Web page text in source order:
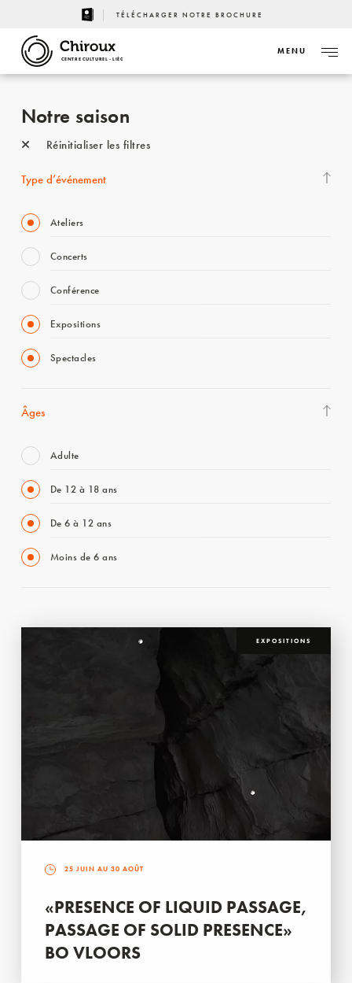
TÉLÉCHARGER NOTRE BROCHURE
CENTRE CULTUREL - LIÈGE
MENU
Notre saison
Réinitialiser les filtres
Type d’événement
Ateliers
Concerts
Conférence
Expositions
Spectacles
Âges
Adulte
De 12 à 18 ans
De 6 à 12 ans
Moins de 6 ans
EXPOSITIONS
25 JUIN AU 30 AOÛT
«PRESENCE OF LIQUID PASSAGE,
PASSAGE OF SOLID PRESENCE»
BO VLOORS